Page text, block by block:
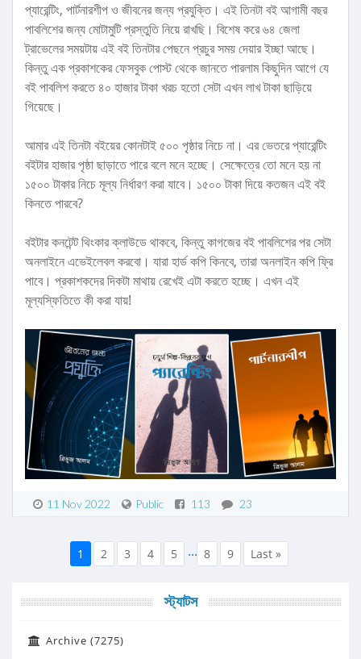
প্যারেন্টিং, পার্টনারশীপ ও জীবনের জন্য প্রযুক্তি। এই তিনটা বই আগামী বছর
পাবলিশের জন্য মোটামুটি প্রস্তুতি নিয়ে রাখছি। বিশেষ করে ৬৪ জেলা
ট্রাভেলের সময়টায় এই বই তিনটার পেছনে প্রচুর সময় দেয়ার ইচ্ছা আছে।
কিন্তু এক প্রকাশকের ফেসবুক পোস্ট থেকে জানতে পারলাম কিছুদিন আগে যে
বই পাবলিশ করতে ৪০ হাজার টাকা খরচ হতো সেটা এখন লাখ টাকা ছাড়িয়ে
গিয়েছে।
আমার এই তিনটা বইয়ের কোনটাই ৫০০ পৃষ্ঠার নিচে না। এর ভেতরে প্যারেন্টিং
বইটার হাজার পৃষ্ঠা ছাড়াতে পারে বলে মনে হচ্ছে। সেক্ষেত্রে তো মনে হয় না
১৫০০ টাকার নিচে মূল্য নির্ধারণ করা যাবে। ১৫০০ টাকা দিয়ে কতজন এই বই
কিনতে পারবে?
বইটার কনটেন্ট থিংকার ক্লাউডে থাকবে, কিন্তু কাগজের বই পাবলিশের পর সেটা
অনলাইনে এভেইলেবল করবো। যারা হার্ড কপি কিনবে, তারা অনলাইন কপি ফ্রি
পাবে। প্রকাশকদের দিকটা মাথায় রেখেই এটা করতে হচ্ছে। এখন এই
মূল্যস্ফিতিতে কী করা যায়!
11 Nov 2022 Public 113 23
1 2 3 4 5 ... 8 9 Last »
স্ট্যাটস
Archive (7275)